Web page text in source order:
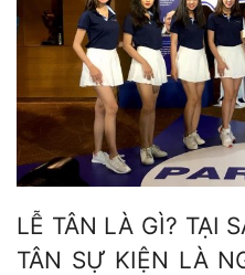
LỄ TÂN LÀ GÌ? TẠI
TÂN SỰ KIỆN LÀ